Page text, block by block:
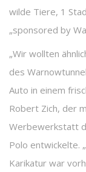
wilde Tiere, 1
„sponsored by
„Wir wollten
des
Auto in einem
Robert Zich, der
Werbewerkstatt
Polo entwickelte.
Karikatur war